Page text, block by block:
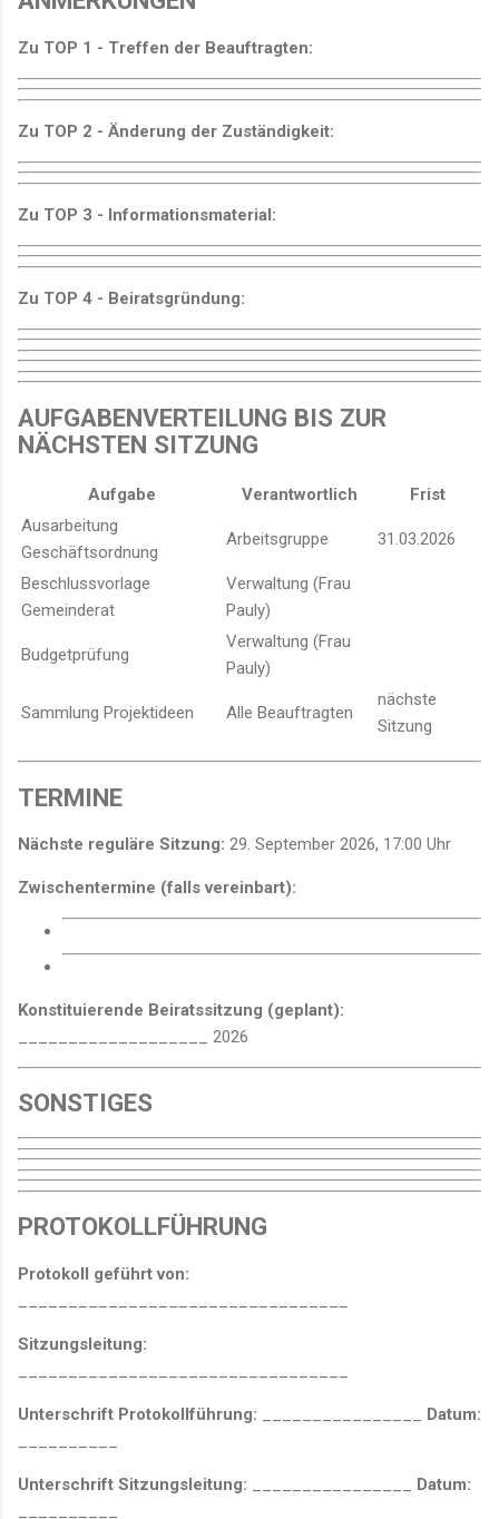
Zu TOP 1 - Treffen der Beauftragten:
Zu TOP 2 - Änderung der Zuständigkeit:
Zu TOP 3 - Informationsmaterial:
Zu TOP 4 - Beiratsgründung:
AUFGABENVERTEILUNG BIS ZUR
NÄCHSTEN SITZUNG
Aufgabe Verantwortlich
Frist
Ausarbeitung
Geschäftsordnung
Arbeitsgruppe 31.03.2026
Beschlussvorlage
Gemeinderat
Verwaltung (Frau
Pauly)
Budgetprüfung
Verwaltung (Frau
Pauly)
Sammlung Projektideen Alle Beauftragten
nächste
Sitzung
TERMINE
Nächste reguläre Sitzung: 29. September 2026, 17:00 Uhr
Zwischentermine (falls vereinbart):
Konstituierende Beiratssitzung (geplant):
___________________ 2026
SONSTIGES
PROTOKOLLFÜHRUNG
Protokoll geführt von:
Sitzungsleitung:
Unterschrift Protokollführung:
Datum:
Unterschrift Sitzungsleitung:
Datum: